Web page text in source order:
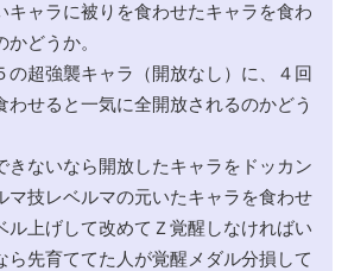
キャラに被りを食わせたキャラを食わ
どうか。
の超強襲キャラ（開放なし）に、４回
わせると一気に全開放されるのかどう
きないなら開放したキャラをドッカン
マ技レベルマの元いたキャラを食わせ
ル上げして改めてＺ覚醒しなければい
ら先育ててた人が覚醒メダル分損して